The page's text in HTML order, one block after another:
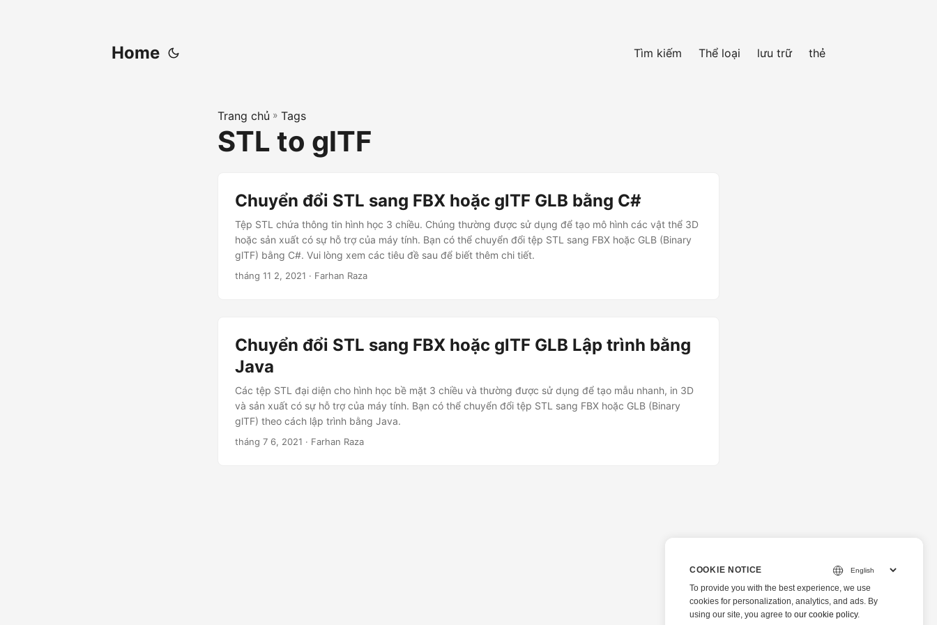
Home Tìm kiếm Thể loại lưu trữ thẻ
Trang chủ » Tags
STL to glTF
Chuyển đổi STL sang FBX hoặc glTF GLB bằng C#
Tệp STL chứa thông tin hình học 3 chiều. Chúng thường được sử dụng để tạo mô hình các vật thể 3D
hoặc sản xuất có sự hỗ trợ của máy tính. Bạn có thể chuyển đổi tệp STL sang FBX hoặc GLB (Binary
glTF) bằng C#. Vui lòng xem các tiêu đề sau để biết thêm chi tiết.
tháng 11 2, 2021 · Farhan Raza
Chuyển đổi STL sang FBX hoặc glTF GLB Lập trình bằng
Java
Các tệp STL đại diện cho hình học bề mặt 3 chiều và thường được sử dụng để tạo mẫu nhanh, in 3D
và sản xuất có sự hỗ trợ của máy tính. Bạn có thể chuyển đổi tệp STL sang FBX hoặc GLB (Binary
glTF) theo cách lập trình bằng Java.
tháng 7 6, 2021 · Farhan Raza
COOKIE NOTICE
To provide you with the best experience, we use
cookies for personalization, analytics, and ads. By
using our site, you agree to our cookie policy.